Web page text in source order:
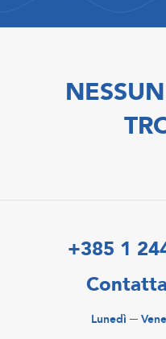
+385 1
Lunedì ─